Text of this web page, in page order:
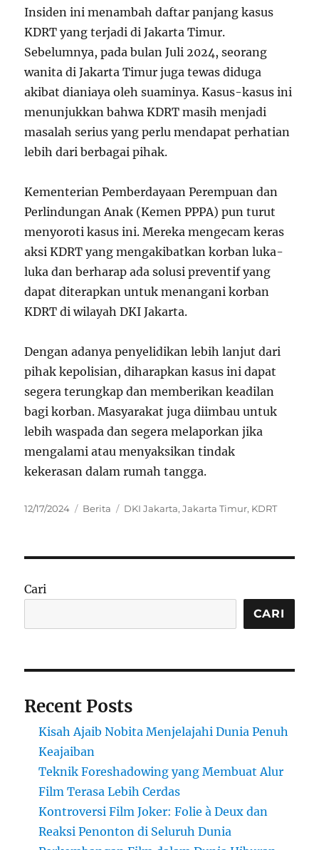
Insiden ini menambah daftar panjang kasus
KDRT yang terjadi di Jakarta Timur.
Sebelumnya, pada bulan Juli 2024, seorang
wanita di Jakarta Timur juga tewas diduga
akibat dianiaya oleh suaminya. Kasus-kasus ini
menunjukkan bahwa KDRT masih menjadi
masalah serius yang perlu mendapat perhatian
lebih dari berbagai pihak.
Kementerian Pemberdayaan Perempuan dan
Perlindungan Anak (Kemen PPPA) pun turut
menyoroti kasus ini. Mereka mengecam keras
aksi KDRT yang mengakibatkan korban luka-
luka dan berharap ada solusi preventif yang
dapat diterapkan untuk menangani korban
KDRT di wilayah DKI Jakarta.
Dengan adanya penyelidikan lebih lanjut dari
pihak kepolisian, diharapkan kasus ini dapat
segera terungkap dan memberikan keadilan
bagi korban. Masyarakat juga diimbau untuk
lebih waspada dan segera melaporkan jika
mengalami atau menyaksikan tindak
kekerasan dalam rumah tangga.
Posted
12/17/2024 Categories
Berita Tags
DKI Jakarta,Jakarta Timur, KDRT
Cari
CARI
Recent Posts
Kisah Ajaib Nobita Menjelajahi Dunia Penuh
Keajaiban
Teknik Foreshadowing yang Membuat Alur
Film Terasa Lebih Cerdas
Kontroversi Film Joker: Folie à Deux dan
Reaksi Penonton di Seluruh Dunia